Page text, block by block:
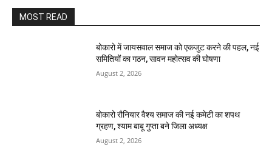
MOST READ
बोकारो में जायसवाल समाज को एकजुट करने की पहल, नई
समितियों का गठन, सावन महोत्सव की घोषणा
August 2, 2026
बोकारो रौनियार वैश्य समाज की नई कमेटी का शपथ
ग्रहण, श्याम बाबू गुप्ता बने जिला अध्यक्ष
August 2, 2026